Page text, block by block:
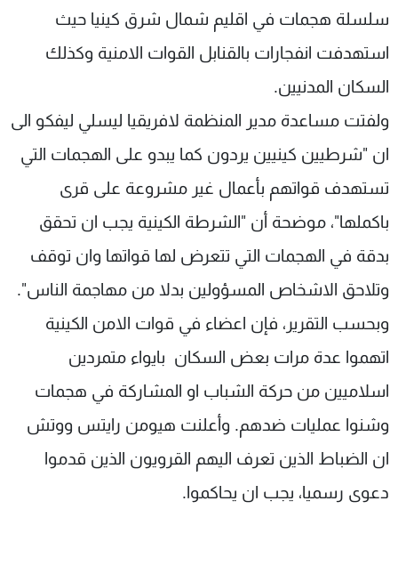
سلسلة هجمات في اقليم شمال شرق كينيا حيث
استهدفت انفجارات بالقنابل القوات الامنية وكذلك
السكان المدنيين.
ولفتت مساعدة مدير المنظمة لافريقيا ليسلي ليفكو الى
ان "شرطيين كينيين يردون كما يبدو على الهجمات التي
تستهدف قواتهم بأعمال غير مشروعة على قرى
باكملها"، موضحة أن "الشرطة الكينية يجب ان تحقق
بدقة في الهجمات التي تتعرض لها قواتها وان توقف
وتلاحق الاشخاص المسؤولين بدلا من مهاجمة الناس".
وبحسب التقرير، فإن اعضاء في قوات الامن الكينية
اتهموا عدة مرات بعض السكان بايواء متمردين
اسلاميين من حركة الشباب او المشاركة في هجمات
وشنوا عمليات ضدهم. وأعلنت هيومن رايتس ووتش
ان الضباط الذين تعرف اليهم القرويون الذين قدموا
دعوى رسميا، يجب ان يحاكموا.